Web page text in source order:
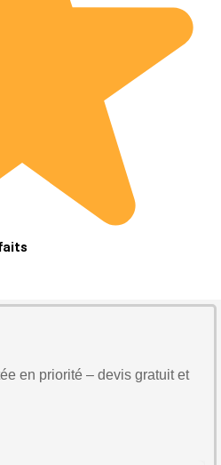
en priorité – devis gratuit et